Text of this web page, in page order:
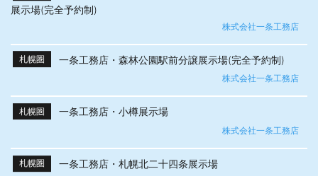
展示場(完全予約制)
株式会社一条工務店
札幌圏 一条工務店・森林公園駅前分譲展示場(完全予約制)
株式会社一条工務店
札幌圏 一条工務店・小樽展示場
株式会社一条工務店
札幌圏 一条工務店・札幌北二十四条展示場